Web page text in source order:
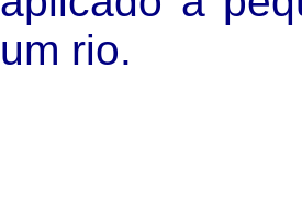
um rio.